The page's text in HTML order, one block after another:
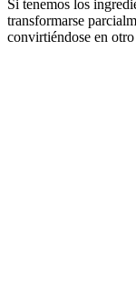
Si tenemos los
transformarse
convirtiéndose en